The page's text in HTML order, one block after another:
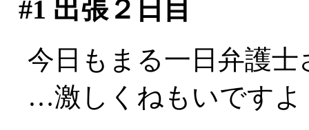
#1 出張２日目
今日もまる一日弁護
…激しくねもいですよ